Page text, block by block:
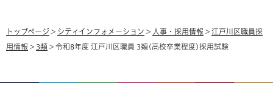
トップページ > シティインフォメーション > 人事・採用情報 > 江戸川区職員採
用情報 > 3類 > 令和8年度 江戸川区職員 3類(高校卒業程度)採用試験